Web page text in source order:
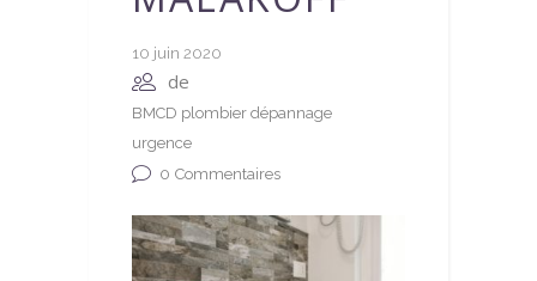
10 juin 2020
de
BMCD plombier dépannage
urgence
0 Commentaires